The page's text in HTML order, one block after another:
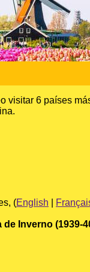
visitar 6 países
(English
de Inverno (1939-